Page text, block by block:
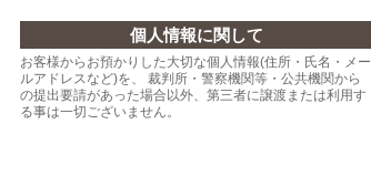
個人情報に関して
お客様からお預かりした大切な個人情報(住所・氏名・メー
ルアドレスなど)を、 裁判所・警察機関等・公共機関から
の提出要請があった場合以外、第三者に譲渡または利用す
る事は一切ございません。